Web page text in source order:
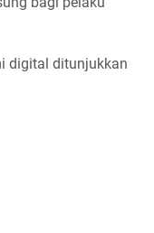
digital ditunjukkan